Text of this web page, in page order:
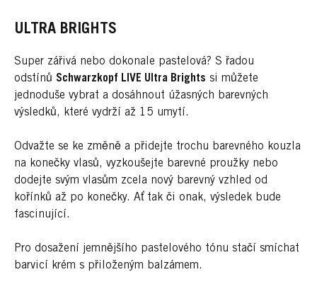
ULTRA BRIGHTS
Super zářivá nebo dokonale pastelová? S řadou
odstínů Schwarzkopf LIVE Ultra Brights si můžete
jednoduše vybrat a dosáhnout úžasných barevných
výsledků, které vydrží až 15 umytí.
Odvažte se ke změně a přidejte trochu barevného kouzla
na konečky vlasů, vyzkoušejte barevné proužky nebo
dodejte svým vlasům zcela nový barevný vzhled od
kořínků až po konečky. Ať tak či onak, výsledek bude
fascinující.
Pro dosažení jemnějšího pastelového tónu stačí smíchat
barvicí krém s přiloženým balzámem.